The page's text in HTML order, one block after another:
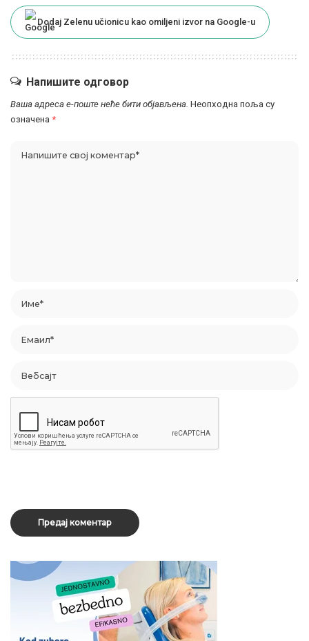
Dodaj Zelenu učionicu kao omiljeni izvor na Google-u
Напишите одговор
Ваша адреса е-поште неће бити објављена. Неопходна поља су
означена *